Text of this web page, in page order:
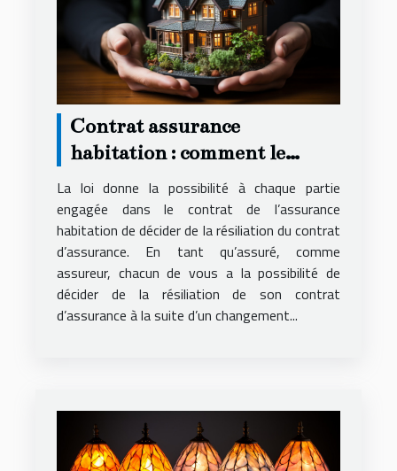
Contrat assurance
habitation : comment le
résilier ?
La loi donne la possibilité à chaque partie
engagée dans le contrat de l’assurance
habitation de décider de la résiliation du contrat
d’assurance. En tant qu’assuré, comme
assureur, chacun de vous a la possibilité de
décider de la résiliation de son contrat
d’assurance à la suite d’un changement...